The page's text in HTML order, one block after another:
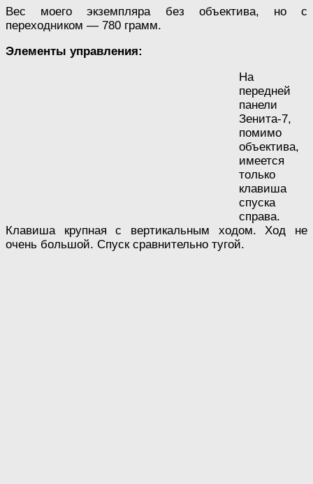
Вес моего экземпляра без объектива, но с
переходником — 780 грамм.
Элементы управления:
На
передней
панели
Зенита-7,
помимо
объектива,
имеется
только
клавиша
спуска
справа.
Клавиша крупная с вертикальным ходом. Ход не
очень большой. Спуск сравнительно тугой.